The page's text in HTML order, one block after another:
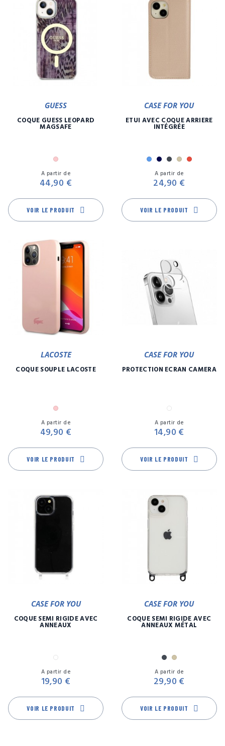
GUESS
COQUE GUESS LEOPARD
MAGSAFE
Rose
A partir de
44,90 €
VOIR LE PRODUIT
CASE FOR YOU
ETUI AVEC COQUE ARRIÈRE
INTÉGRÉE
BleuMarine
NoirOrRouge
A partir de
24,90 €
VOIR LE PRODUIT
LACOSTE
COQUE SOUPLE LACOSTE
Rose
A partir de
49,90 €
VOIR LE PRODUIT
CASE FOR YOU
PROTECTION ÉCRAN CAMÉRA
Transparent
A partir de
14,90 €
VOIR LE PRODUIT
CASE FOR YOU
COQUE SEMI RIGIDE AVEC
ANNEAUX
Transparent
A partir de
19,90 €
VOIR LE PRODUIT
CASE FOR YOU
COQUE SEMI RIGIDE AVEC
ANNEAUX MÉTAL
NoirOr
A partir de
29,90 €
VOIR LE PRODUIT